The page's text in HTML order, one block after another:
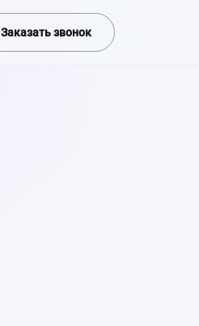
Заказать звонок